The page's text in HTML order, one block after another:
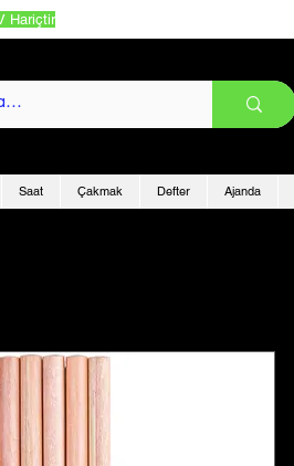
Hariçtir
Saat Çakmak Defter Ajanda